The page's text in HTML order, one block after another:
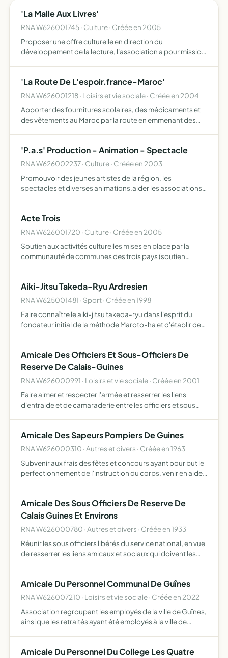
'La Malle Aux Livres'
RNA W626001745 · Culture · Créée en 2005
Proposer une offre culturelle en direction du
développement de la lecture, l'association a pour mission
conférence, …
'La Route De L'espoir.france-Maroc'
RNA W626001218 · Loisirs et vie sociale · Créée en 2004
Apporter des fournitures scolaires, des médicaments et
des vêtements au Maroc par la route en emmenant des
français…
'P.a.s' Production - Animation - Spectacle
RNA W626002237 · Culture · Créée en 2003
Promouvoir des jeunes artistes de la région, les
spectacles et diverses animations.aider les associations,
Acte Trois
RNA W626001720 · Culture · Créée en 2005
Soutien aux activités culturelles mises en place par la
communauté de communes des trois pays (soutien
intercommuna…
Aiki-Jitsu Takeda-Ryu Ardresien
RNA W625001481 · Sport · Créée en 1998
Faire connaître le aiki-jitsu takeda-ryu dans l'esprit du
fondateur initial de la méthode Maroto-ha et d'établir des
Amicale Des Officiers Et Sous-Officiers De
Reserve De Calais-Guines
RNA W626000991 · Loisirs et vie sociale · Créée en 2001
Faire aimer et respecter l'armée et resserrer les liens
d'entraide et de camaraderie entre les officiers et sous
Amicale Des Sapeurs Pompiers De Guines
RNA W626000310 · Autres et divers · Créée en 1963
Subvenir aux frais des fêtes et concours ayant pour but le
perfectionnement de l'instruction du corps, venir en aide
Amicale Des Sous Officiers De Reserve De
Calais Guines Et Environs
RNA W626000780 · Autres et divers · Créée en 1933
Réunir les sous officiers libérés du service national, en vue
de resserrer les liens amicaux et sociaux qui doivent les
Amicale Du Personnel Communal De Guînes
RNA W626007210 · Loisirs et vie sociale · Créée en 2022
Association regroupant les employés de la ville de Guînes,
ainsi que les retraités ayant été employés à la ville de
Amicale Du Personnel Du College Les Quatre